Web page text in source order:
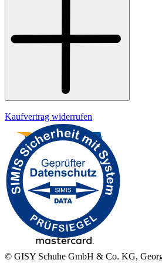
Kaufvertrag widerrufen
© GISY Schuhe GmbH & Co. KG,